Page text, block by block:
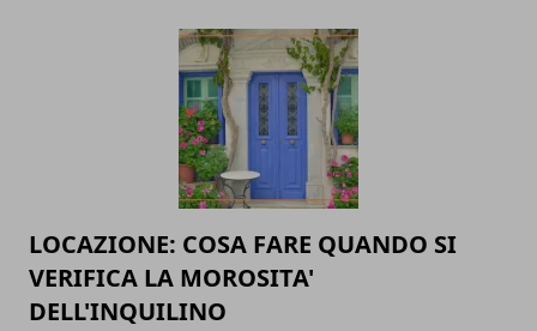
LOCAZIONE: COSA FARE QUANDO SI
VERIFICA LA MOROSITA'
DELL'INQUILINO